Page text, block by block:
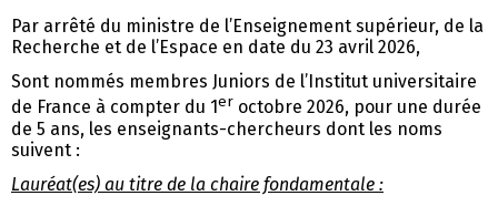
Par arrêté du ministre de l’Enseignement supérieur, de la
Recherche et de l’Espace en date du 23 avril 2026,
Sont nommés membres Juniors de l’Institut universitaire
de France à compter du 1er octobre 2026, pour une durée
de 5 ans, les enseignants-chercheurs dont les noms
suivent :
Lauréat(es) au titre de la chaire fondamentale :